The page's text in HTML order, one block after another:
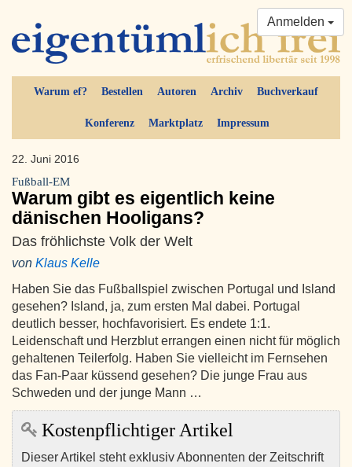
Warum ef? Bestellen Autoren Archiv Buchverkauf
Konferenz Marktplatz Impressum
Anmelden
22. Juni 2016
Fußball-EM
Warum gibt es eigentlich keine
dänischen Hooligans?
Das fröhlichste Volk der Welt
von Klaus Kelle
Haben Sie das Fußballspiel zwischen Portugal und Island
gesehen? Island, ja, zum ersten Mal dabei. Portugal
deutlich besser, hochfavorisiert. Es endete 1:1.
Leidenschaft und Herzblut errangen einen nicht für möglich
gehaltenen Teilerfolg. Haben Sie vielleicht im Fernsehen
das Fan-Paar küssend gesehen? Die junge Frau aus
Schweden und der junge Mann …
Kostenpflichtiger Artikel
Dieser Artikel steht exklusiv Abonnenten der Zeitschrift